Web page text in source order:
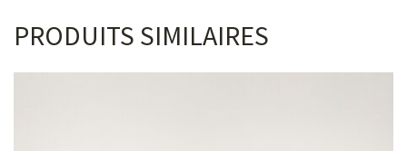
PRODUITS SIMILAIRES